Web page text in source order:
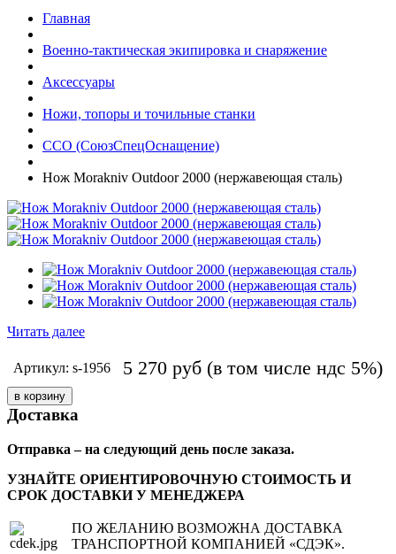
Главная
Военно-тактическая экипировка и снаряжение
Аксессуары
Ножи, топоры и точильные станки
ССО (СоюзСпецОснащение)
Нож Morakniv Outdoor 2000 (нержавеющая сталь)
Читать далее
Артикул: s-1956 5 270 руб (в том числе ндс 5%)
Доставка
Отправка – на следующий день после заказа.
УЗНАЙТЕ ОРИЕНТИРОВОЧНУЮ СТОИМОСТЬ И
СРОК ДОСТАВКИ У МЕНЕДЖЕРА
ПО ЖЕЛАНИЮ ВОЗМОЖНА ДОСТАВКА
ТРАНСПОРТНОЙ КОМПАНИЕЙ «СДЭК».